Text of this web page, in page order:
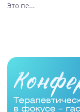
Это пе...